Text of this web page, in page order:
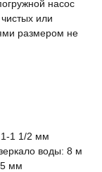
насос
или
размером не
1 1/2 мм
воды: 8 м
мм